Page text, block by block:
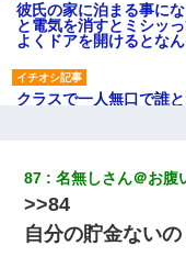
彼氏の家に泊まる事に
と電気を消すとミシッ
よくドアを開けるとな
クラスで一人無口で誰
【まぬけ】夫「離婚だ
だ！」私「いいけど弁
高1のとき男に襲われ
87 名無しさん＠お腹
>>84
自分の貯金ない